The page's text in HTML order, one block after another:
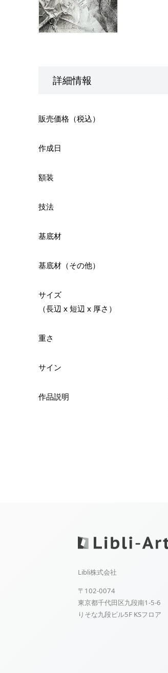
詳細情報
販売価格（税込）
作成日
額装
技法
基底材
基底材（その他）
サイズ
（長辺 x 短辺 x 厚さ）
重さ
サイン
作品説明
Libli株式会社
〒102-0074
東京都千代田区九段南1-5-6
りそな九段ビル5F KSフロア